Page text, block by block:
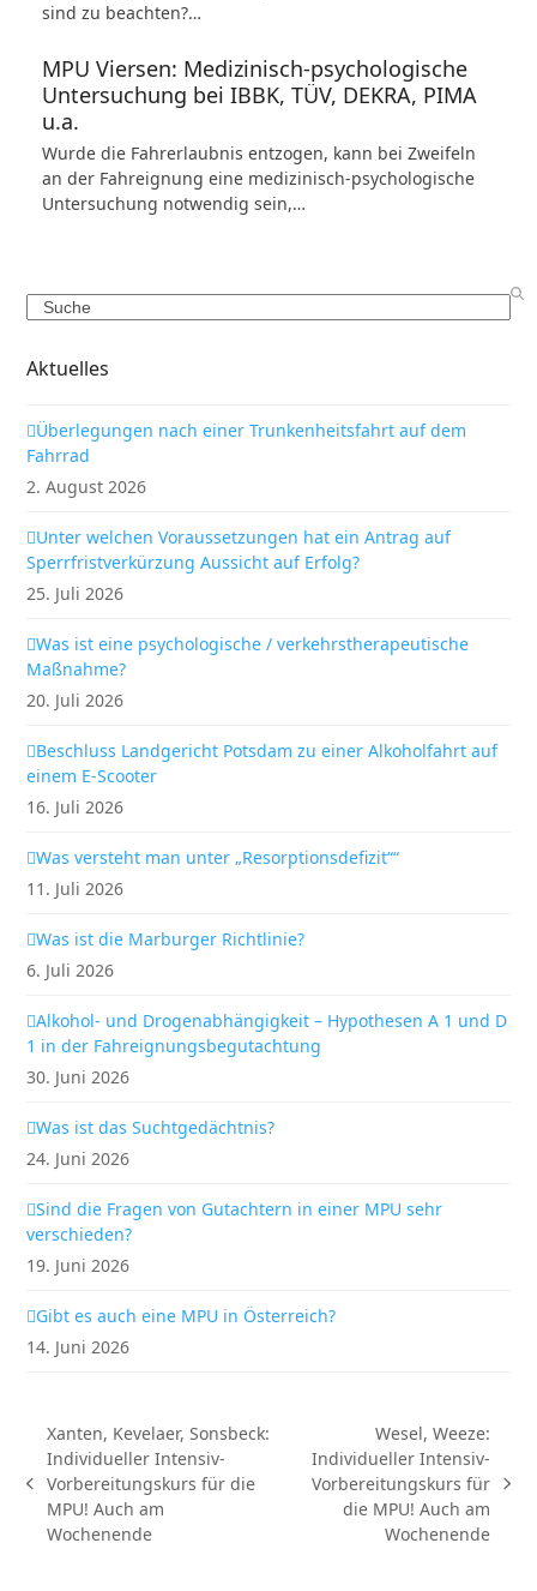
sind zu beachten?…
MPU Viersen: Medizinisch-psychologische
Untersuchung bei IBBK, TÜV, DEKRA, PIMA
u.a.
Wurde die Fahrerlaubnis entzogen, kann bei Zweifeln
an der Fahreignung eine medizinisch-psychologische
Untersuchung notwendig sein,…
Search
Aktuelles
Überlegungen nach einer Trunkenheitsfahrt auf dem
Fahrrad
2. August 2026
Unter welchen Voraussetzungen hat ein Antrag auf
Sperrfristverkürzung Aussicht auf Erfolg?
25. Juli 2026
Was ist eine psychologische / verkehrstherapeutische
Maßnahme?
20. Juli 2026
Beschluss Landgericht Potsdam zu einer Alkoholfahrt auf
einem E-Scooter
16. Juli 2026
Was versteht man unter „Resorptionsdefizit““
11. Juli 2026
Was ist die Marburger Richtlinie?
6. Juli 2026
Alkohol- und Drogenabhängigkeit – Hypothesen A 1 und D
1 in der Fahreignungsbegutachtung
30. Juni 2026
Was ist das Suchtgedächtnis?
24. Juni 2026
Sind die Fragen von Gutachtern in einer MPU sehr
verschieden?
19. Juni 2026
Gibt es auch eine MPU in Österreich?
14. Juni 2026
vorheriger
Beitrag:
Xanten, Kevelaer, Sonsbeck:
Individueller Intensiv-
Vorbereitungskurs für die
MPU! Auch am
Wochenende
Nächster
Beitrag:
Wesel, Weeze:
Individueller Intensiv-
Vorbereitungskurs für
die MPU! Auch am
Wochenende